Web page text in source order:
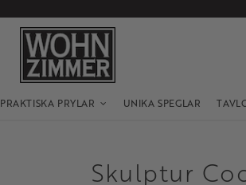
PRAKTISKA PRYLAR UNIKA SPEGLAR
Skulptur